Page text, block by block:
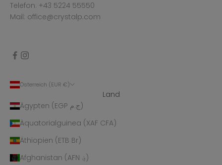
Telefon: +43 5224 55550
Mail: office@crystalp.com
Österreich (EUR €)
Land
Ägypten (EGP ج.م)
Äquatorialguinea (XAF CFA)
Äthiopien (ETB Br)
Afghanistan (AFN ؋)